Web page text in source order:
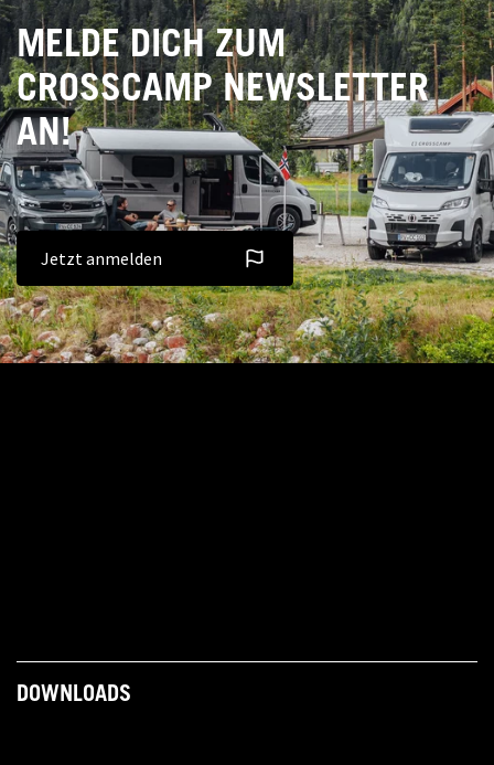
MELDE DICH ZUM
CROSSCAMP NEWSLETTER
AN!
Jetzt anmelden
DOWNLOADS